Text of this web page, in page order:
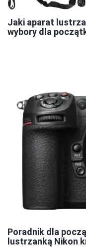
Jaki aparat
wybory dla
Poradnik dla
lustrzanką Nikon